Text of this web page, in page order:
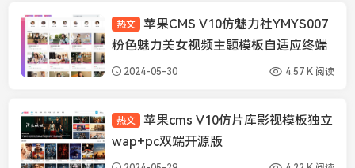
苹果CMS模板
热文
苹果CMS V10仿魅力社YMYS007
粉色魅力美女视频主题模板自适应终端
2024-05-30 4.57 K 阅读
苹果CMS模板
热文
苹果cms V10仿片库影视模板独立
wap+pc双端开源版